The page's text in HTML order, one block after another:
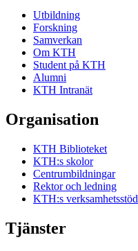
Utbildning
Forskning
Samverkan
Om KTH
Student på KTH
Alumni
KTH Intranät
Organisation
KTH Biblioteket
KTH:s skolor
Centrumbildningar
Rektor och ledning
KTH:s verksamhetsstöd
Tjänster